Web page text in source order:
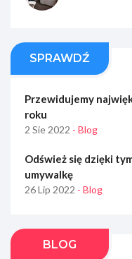
SPRAWDŹ
Przewidujemy
roku
2 Sie 2022 - Blog
Odśwież się dzięki
umywalkę
26 Lip 2022 - Blog
BLOG